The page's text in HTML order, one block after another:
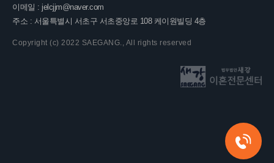
이메일 : jelcjjm@naver.com
주소 : 서울특별시 서초구 서초중앙로 108 케이원빌딩 4층
Copyright (c) 2022 SAEGANG., All rights reserved